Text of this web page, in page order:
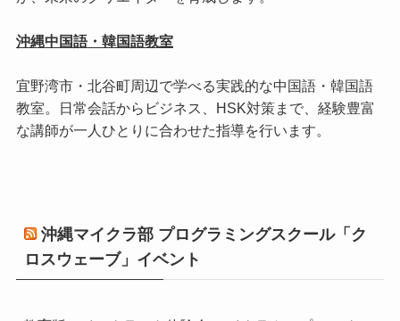
沖縄中国語・韓国語教室
宜野湾市・北谷町周辺で学べる実践的な中国語・韓国語
教室。日常会話からビジネス、HSK対策まで、経験豊富
な講師が一人ひとりに合わせた指導を行います。
沖縄マイクラ部 プログラミングスクール「ク
ロスウェーブ」イベント